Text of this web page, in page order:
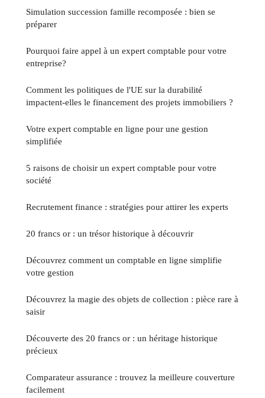
Simulation succession famille recomposée : bien se
préparer
Pourquoi faire appel à un expert comptable pour votre
entreprise?
Comment les politiques de l'UE sur la durabilité
impactent-elles le financement des projets immobiliers ?
Votre expert comptable en ligne pour une gestion
simplifiée
5 raisons de choisir un expert comptable pour votre
société
Recrutement finance : stratégies pour attirer les experts
20 francs or : un trésor historique à découvrir
Découvrez comment un comptable en ligne simplifie
votre gestion
Découvrez la magie des objets de collection : pièce rare à
saisir
Découverte des 20 francs or : un héritage historique
précieux
Comparateur assurance : trouvez la meilleure couverture
facilement